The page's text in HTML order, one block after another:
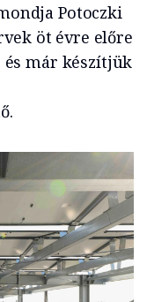
Potoczki
öt évre előre
és már készítjük